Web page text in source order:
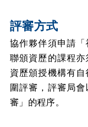
評審方式
協作夥伴須申請
聯頒資歷的課程
資歷頒授機構有
圍評審，評審局
審」的程序。